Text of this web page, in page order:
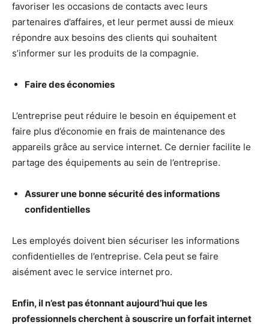
favoriser les occasions de contacts avec leurs
partenaires d’affaires, et leur permet aussi de mieux
répondre aux besoins des clients qui souhaitent
s’informer sur les produits de la compagnie.
Faire des économies
L’entreprise peut réduire le besoin en équipement et
faire plus d’économie en frais de maintenance des
appareils grâce au service internet. Ce dernier facilite le
partage des équipements au sein de l’entreprise.
Assurer une bonne sécurité des informations
confidentielles
Les employés doivent bien sécuriser les informations
confidentielles de l’entreprise. Cela peut se faire
aisément avec le service internet pro.
Enfin, il n’est pas étonnant aujourd’hui que les
professionnels cherchent à souscrire un forfait internet